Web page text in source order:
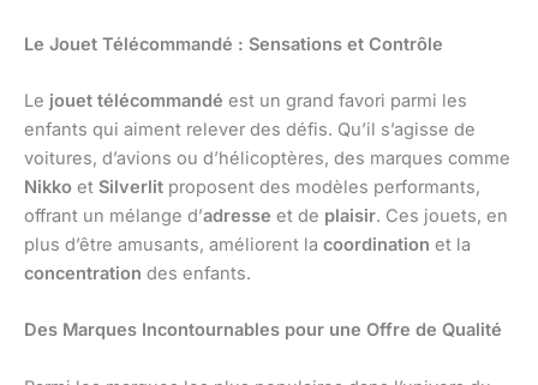
Le Jouet Télécommandé : Sensations et Contrôle
Le jouet télécommandé est un grand favori parmi les
enfants qui aiment relever des défis. Qu’il s’agisse de
voitures, d’avions ou d’hélicoptères, des marques comme
Nikko et Silverlit proposent des modèles performants,
offrant un mélange d’adresse et de plaisir. Ces jouets, en
plus d’être amusants, améliorent la coordination et la
concentration des enfants.
Des Marques Incontournables pour une Offre de Qualité